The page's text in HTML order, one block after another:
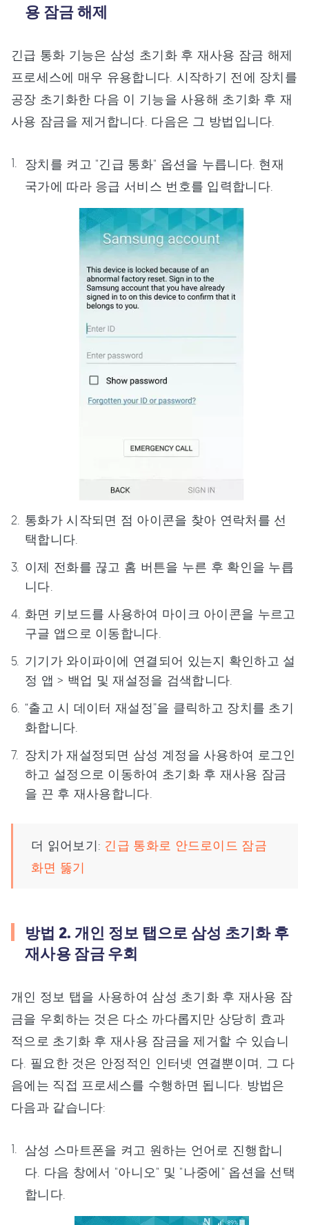
용 잠금 해제
긴급 통화 기능은 삼성 초기화 후 재사용 잠금 해제
프로세스에 매우 유용합니다. 시작하기 전에 장치를
공장 초기화한 다음 이 기능을 사용해 초기화 후 재
사용 잠금을 제거합니다. 다음은 그 방법입니다.
장치를 켜고 "긴급 통화" 옵션을 누릅니다. 현재
국가에 따라 응급 서비스 번호를 입력합니다.
통화가 시작되면 점 아이콘을 찾아 연락처를 선
택합니다.
이제 전화를 끊고 홈 버튼을 누른 후 확인을 누릅
니다.
화면 키보드를 사용하여 마이크 아이콘을 누르고
구글 앱으로 이동합니다.
기기가 와이파이에 연결되어 있는지 확인하고 설
정 앱 > 백업 및 재설정을 검색합니다.
“출고 시 데이터 재설정”을 클릭하고 장치를 초기
화합니다.
장치가 재설정되면 삼성 계정을 사용하여 로그인
하고 설정으로 이동하여 초기화 후 재사용 잠금
을 끈 후 재사용합니다.
더 읽어보기: 긴급 통화로 안드로이드 잠금
화면 뚫기
방법 2. 개인 정보 탭으로 삼성 초기화 후
재사용 잠금 우회
개인 정보 탭을 사용하여 삼성 초기화 후 재사용 잠
금을 우회하는 것은 다소 까다롭지만 상당히 효과
적으로 초기화 후 재사용 잠금을 제거할 수 있습니
다. 필요한 것은 안정적인 인터넷 연결뿐이며, 그 다
음에는 직접 프로세스를 수행하면 됩니다. 방법은
다음과 같습니다:
삼성 스마트폰을 켜고 원하는 언어로 진행합니
다. 다음 창에서 "아니오" 및 "나중에" 옵션을 선택
합니다.